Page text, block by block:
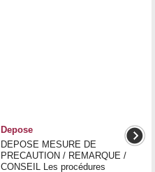
Depose
DEPOSE MESURE DE
PRECAUTION / REMARQUE /
CONSEIL Les procédures